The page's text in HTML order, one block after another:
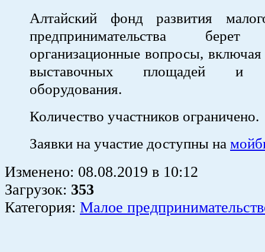
Алтайский фонд развития
предпринимательства
организационные вопросы,
выставочных площадей и
оборудования.
Количество участников ограничено.
Заявки на участие доступны на
Изменено: 08.08.2019 в 10:12
Загрузок: 353
Категория: Малое